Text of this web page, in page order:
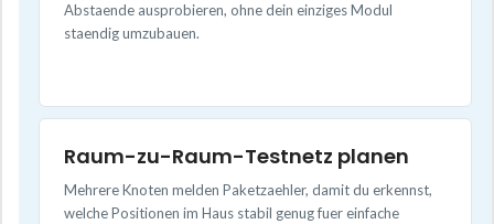
Abstaende ausprobieren, ohne dein einziges Modul
staendig umzubauen.
Raum-zu-Raum-Testnetz planen
Mehrere Knoten melden Paketzaehler, damit du erkennst,
welche Positionen im Haus stabil genug fuer einfache